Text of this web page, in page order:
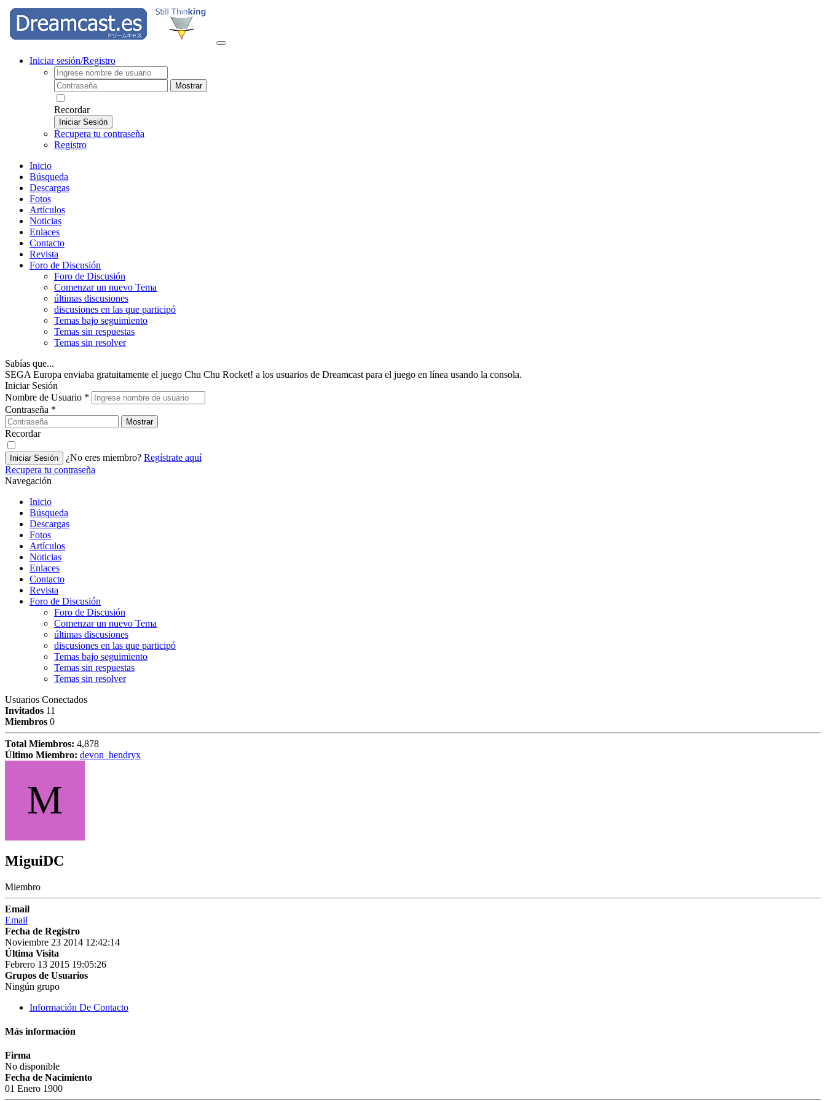
Iniciar sesión/Registro
Mostrar
Recordar
Iniciar Sesión
Recupera tu contraseña
Registro
Inicio
Búsqueda
Descargas
Fotos
Artículos
Noticias
Enlaces
Contacto
Revista
Foro de Discusión
Foro de Discusión
Comenzar un nuevo Tema
últimas discusiones
discusiones en las que participó
Temas bajo seguimiento
Temas sin respuestas
Temas sin resolver
Sabías que...
SEGA Europa enviaba gratuitamente el juego Chu Chu Rocket! a los usuarios de Dreamcast para el juego en línea usando la consola.
Iniciar Sesión
Nombre de Usuario *
Contraseña *
Mostrar
Recordar
Iniciar Sesión ¿No eres miembro? Regístrate aquí
Recupera tu contraseña
Navegación
Inicio
Búsqueda
Descargas
Fotos
Artículos
Noticias
Enlaces
Contacto
Revista
Foro de Discusión
Foro de Discusión
Comenzar un nuevo Tema
últimas discusiones
discusiones en las que participó
Temas bajo seguimiento
Temas sin respuestas
Temas sin resolver
Usuarios Conectados
Invitados 11
Miembros 0
Total Miembros: 4,878
Último Miembro: devon_hendryx
M
MiguiDC
Miembro
Email
Email
Fecha de Registro
Noviembre 23 2014 12:42:14
Última Visita
Febrero 13 2015 19:05:26
Grupos de Usuarios
Ningún grupo
Información De Contacto
Más información
Firma
No disponible
Fecha de Nacimiento
01 Enero 1900